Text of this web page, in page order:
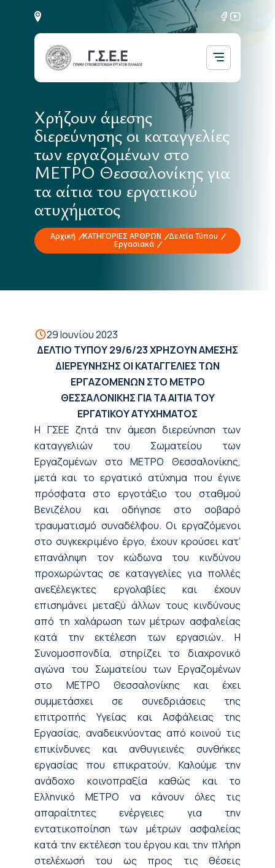
Χρήζουν άμεσης
διερεύνησης οι καταγγελίες
των εργαζομένων στο
ΜΕΤΡΟ Θεσσαλονίκης για
τα αίτια του εργατικού
ατυχήματος
Αρχική ΚΑΤΗΓΟΡΙΕΣ ΑΡΘΡΩΝ
Δελτία Τύπου
Εργασιακά
29 Ιουνίου 2023
ΔΕΛΤΙΟ ΤΥΠΟΥ29/6/23XΡΗΖΟΥΝ ΑΜΕΣΗΣ
ΔΙΕΡΕΥΝΗΣΗΣ ΟΙ ΚΑΤΑΓΓΕΛΙΕΣ ΤΩΝ
ΕΡΓΑΖΟΜΕΝΩΝ ΣΤΟ ΜΕΤΡΟ
ΘΕΣΣΑΛΟΝΙΚΗΣ ΓΙΑ ΤΑ ΑΙΤΙΑ ΤΟΥ
ΕΡΓΑΤΙΚΟΥ ΑΤΥΧΗΜΑΤΟΣ
Η ΓΣΕΕ ζητά την άμεση διερεύνηση των
καταγγελιών του Σωματείου των
Εργαζομένων στο ΜΕΤΡΟ Θεσσαλονίκης,
μετά και το εργατικό ατύχημα που έγινε
πρόσφατα στο εργοτάξιο του σταθμού
Βενιζέλου και οδήγησε στο σοβαρό
τραυματισμό συναδέλφου. Οι εργαζόμενοι
στο συγκεκριμένο έργο, έχουν κρούσει κατ’
επανάληψη τον κώδωνα του κινδύνου
προχωρώντας σε καταγγελίες για πολλές
ανεξέλεγκτες εργολαβίες και έχουν
επισημάνει μεταξύ άλλων τους κινδύνους
από τη χαλάρωση των μέτρων ασφαλείας
κατά την εκτέλεση των εργασιών. Η
Συνομοσπονδία, στηρίζει το διαχρονικό
αγώνα του Σωματείου των Εργαζομένων
στο ΜΕΤΡΟ Θεσσαλονίκης και έχει
συμμετάσχει σε συνεδριάσεις της
επιτροπής Υγείας και Ασφάλειας της
Εργασίας, αναδεικνύοντας από κοινού τις
επικίνδυνες και ανθυγιεινές συνθήκες
εργασίας που επικρατούν. Καλούμε την
ανάδοχο κοινοπραξία καθώς και το
Ελληνικό ΜΕΤΡΟ να κάνουν όλες τις
απαραίτητες ενέργειες για την
εντατικοποίηση των μέτρων ασφαλείας
κατά την εκτέλεση του έργου και την πλήρη
στελέχωσή του ως προς τις θέσεις